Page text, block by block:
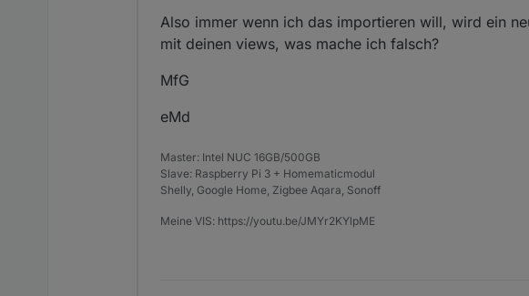
Also immer wenn ich das importieren will, wird ein
mit deinen views, was mache ich falsch?
MfG
eMd
Master: Intel NUC 16GB/500GB
Slave: Raspberry Pi 3 + Homematicmodul
Shelly, Google Home, Zigbee Aqara, Sonoff
Meine VIS: https://youtu.be/JMYr2KYlpME